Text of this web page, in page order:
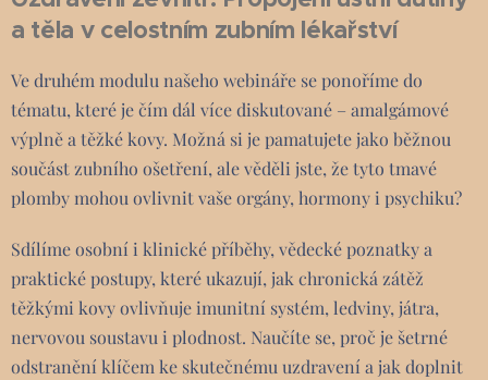
a těla v celostním zubním lékařství
Ve druhém modulu našeho webináře se ponoříme do
tématu, které je čím dál více diskutované – amalgámové
výplně a těžké kovy. Možná si je pamatujete jako běžnou
součást zubního ošetření, ale věděli jste, že tyto tmavé
plomby mohou ovlivnit vaše orgány, hormony i psychiku?
Sdílíme osobní i klinické příběhy, vědecké poznatky a
praktické postupy, které ukazují, jak chronická zátěž
těžkými kovy ovlivňuje imunitní systém, ledviny, játra,
nervovou soustavu i plodnost. Naučíte se, proč je šetrné
odstranění klíčem ke skutečnému uzdravení a jak doplnit